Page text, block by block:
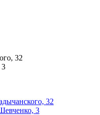
32
3
32
3